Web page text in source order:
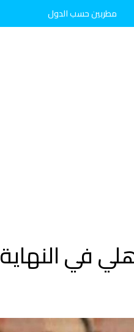
مطربين حسب الدول
في النهاية